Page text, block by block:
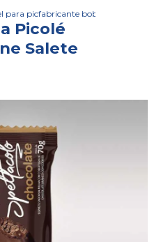
para picolefabricante bobina picole
Picolé
Salete